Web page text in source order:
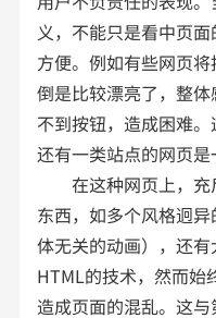
义，不能只是看中页
方便。例如有些网页将
倒是比较漂亮了，整
不到按钮，造成困难。
还有一类站点的网页是
在这种网页上，充
东西，如多个风格迥
体无关的动画），还
HTML的技术，然而始
造成页面的混乱。这